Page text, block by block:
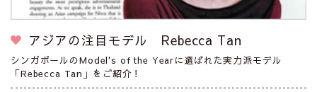
アジアの注目モデル Rebecca Tan
シンガポールのModel's of the Yearに選ばれた実力派モデル
「Rebecca Tan」をご紹介！